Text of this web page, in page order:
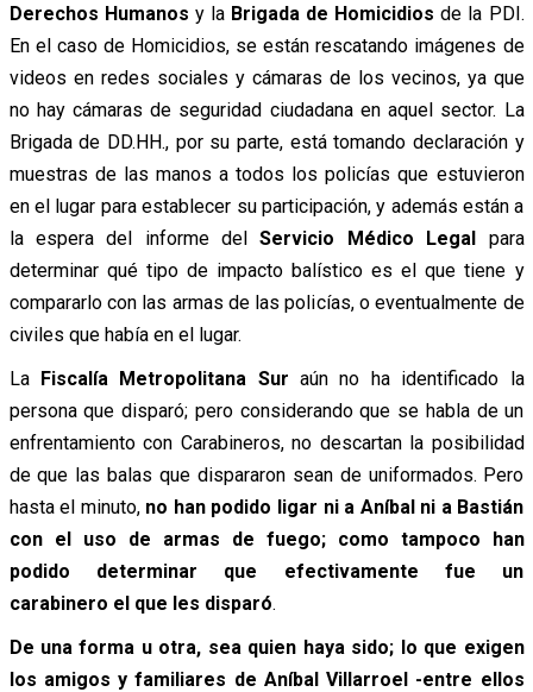
Derechos Humanos y la Brigada de Homicidios de la PDI.
En el caso de Homicidios, se están rescatando imágenes de
videos en redes sociales y cámaras de los vecinos, ya que
no hay cámaras de seguridad ciudadana en aquel sector. La
Brigada de DD.HH., por su parte, está tomando declaración y
muestras de las manos a todos los policías que estuvieron
en el lugar para establecer su participación, y además están a
la espera del informe delServicio Médico Legal para
determinar qué tipo de impacto balístico es el que tiene y
compararlo con las armas de las policías, o eventualmente de
civiles que había en el lugar.
La Fiscalía Metropolitana Sur aún no ha identificado la
persona que disparó; pero considerando que se habla de un
enfrentamiento con Carabineros, no descartan la posibilidad
de que las balas que dispararon sean de uniformados. Pero
hasta el minuto, no han podido ligar ni a Aníbal ni a Bastián
con el uso de armas de fuego; como tampoco han
podido determinar que efectivamente fue un
carabinero el que les disparó.
De una forma u otra, sea quien haya sido; lo que exigen
los amigos y familiares de Aníbal Villarroel -entre ellos